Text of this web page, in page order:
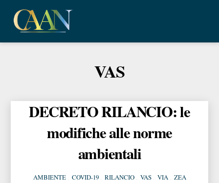
VAS
DECRETO RILANCIO: le
modifiche alle norme
ambientali
AMBIENTE COVID-19 RILANCIO VAS VIA ZEA